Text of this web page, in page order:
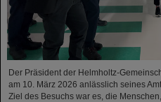
Der Präsident der Helmholtz-
am 10. März 2026 anlässlich seines
Ziel des Besuchs war es, die